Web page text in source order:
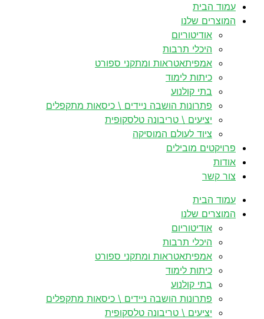
עמוד הבית
המוצרים שלנו
אודיטוריום
היכלי תרבות
אמפיתאטראות ומתקני ספורט
כיתות לימוד
בתי קולנוע
פתרונות הושבה ניידים \ כיסאות מתקפלים
יציעים \ טריבונה טלסקופית
ציוד לעולם המוסיקה
פרויקטים מובילים
אודות
צור קשר
עמוד הבית
המוצרים שלנו
אודיטוריום
היכלי תרבות
אמפיתאטראות ומתקני ספורט
כיתות לימוד
בתי קולנוע
פתרונות הושבה ניידים \ כיסאות מתקפלים
יציעים \ טריבונה טלסקופית